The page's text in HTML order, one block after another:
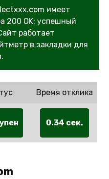
имеет
200 OK: успешный
работает
в закладки для
Время отклика
0.34 сек.